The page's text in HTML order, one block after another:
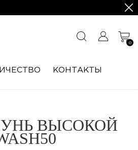
0
КОНТАКТЫ
ВЫСОКОЙ